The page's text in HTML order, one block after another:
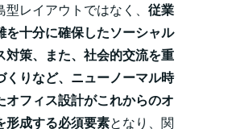
レイアウトではなく、 従業
を十分に確保したソーシャル
対策、また、社会的交流を重
くりなど、ニューノーマル時
オフィス設計がこれからのオ
形成する必須要素となり、関